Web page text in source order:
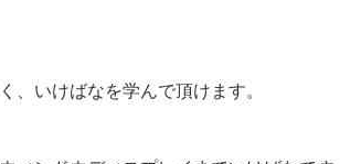
いけばなを学んで頂けます。